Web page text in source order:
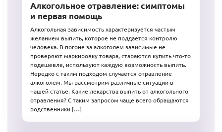
Алкогольное отравление: симптомы
и первая помощь
Алкогольная зависимость характеризуется частым
желанием выпить, которое не поддается контролю
человека. В погоне за алкоголем зависимые не
проверяют маркировку товара, стараются купить что-то
подешевле, используют каждую возможность выпить.
Нередко с таким подходом случается отравление
алкоголем. Мы рассмотрим различные ситуации в
нашей статье. Какие лекарства выпить от алкогольного
отравления? С таким запросом чаще всего обращаются
родственники […]